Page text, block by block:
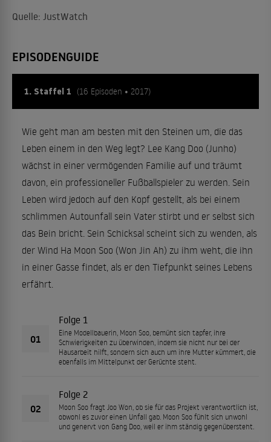
Quelle: JustWatch
EPISODENGUIDE
1. Staffel 1 (16 Episoden • 2017)
Wie geht man am besten mit den Steinen um, die das
Leben einem in den Weg legt? Lee Kang Doo (Junho)
wächst in einer vermögenden Familie auf und träumt
davon, ein professioneller Fußballspieler zu werden. Sein
Leben wird jedoch auf den Kopf gestellt, als bei einem
schlimmen Autounfall sein Vater stirbt und er selbst sich
das Bein bricht. Sein Schicksal scheint sich zu wenden, als
der Wind Ha Moon Soo (Won Jin Ah) zu ihm weht, die ihn
in einer Gasse findet, als er den Tiefpunkt seines Lebens
erfährt.
01
Folge 1
Eine Modellbauerin, Moon Soo, bemüht sich tapfer, ihre
Schwierigkeiten zu überwinden, indem sie nicht nur bei der
Hausarbeit hilft, sondern sich auch um ihre Mutter kümmert, die
ebenfalls im Mittelpunkt der Gerüchte steht.
02
Folge 2
Moon Soo fragt Joo Won, ob sie für das Projekt verantwortlich ist,
obwohl es zuvor einen Unfall gab. Moon Soo fühlt sich unwohl
und genervt von Gang Doo, weil er ihm ständig gegenübersteht.